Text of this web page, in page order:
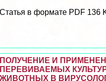
Статья в формате PDF 136
ПОЛУЧЕНИЕ И
ПЕРЕВИВАЕМЫХ
ЖИВОТНЫХ В